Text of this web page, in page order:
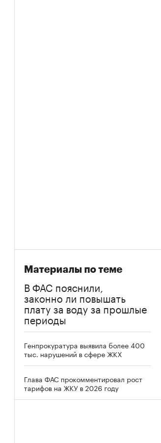
Материалы по теме
В ФАС пояснили,
законно ли повышать
плату за воду за прошлые
периоды
Генпрокуратура выявила более 400
тыс. нарушений в сфере ЖКХ
Глава ФАС прокомментировал рост
тарифов на ЖКУ в 2026 году